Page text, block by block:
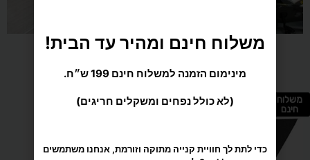
מומלץ בשבילך
משלוח
חינם
מינימום הזמנה למשלוח חינם 199 ש״ח.
(לא כולל נפחים ומשקלים חריגים)
גלישה = הסכמה טעימה במיוחד.תנאי השימוש.